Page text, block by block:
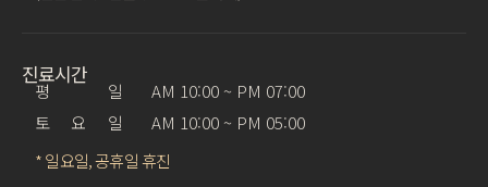
진료시간
평 일
AM 10:00 ~ PM 07:00
토 요 일
AM 10:00 ~ PM 05:00
* 일요일, 공휴일 휴진